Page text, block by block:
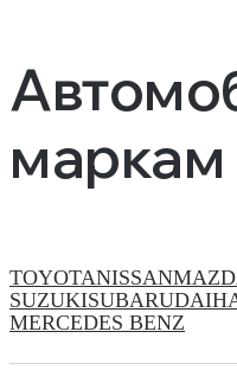
маркам
TOYOTANISSAN
SUZUKISUBARU
MERCEDES BENZ